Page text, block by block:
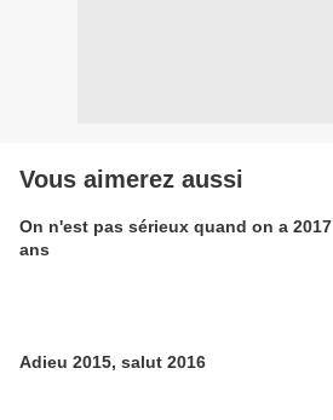
Vous aimerez aussi
On n'est pas sérieux quand on a 2017
ans
Adieu 2015, salut 2016